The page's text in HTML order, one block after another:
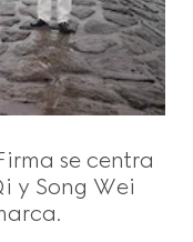
se centra
y Song Wei